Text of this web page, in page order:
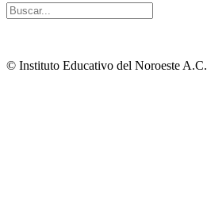
© Instituto Educativo del Noroeste A.C.